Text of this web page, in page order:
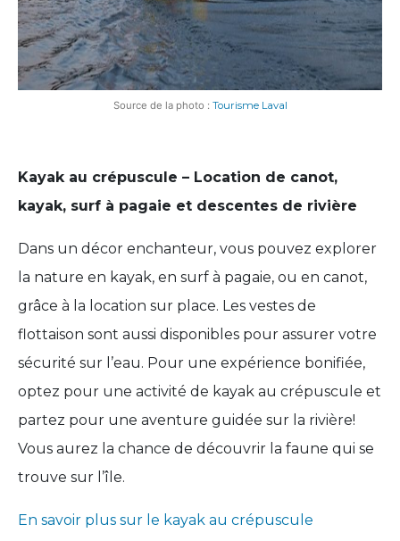
Source de la photo : Tourisme Laval
Kayak au crépuscule – Location de canot,
kayak, surf à pagaie et descentes de rivière
Dans un décor enchanteur, vous pouvez explorer
la nature en kayak, en surf à pagaie, ou en canot,
grâce à la location sur place. Les vestes de
flottaison sont aussi disponibles pour assurer votre
sécurité sur l’eau. Pour une expérience bonifiée,
optez pour une activité de kayak au crépuscule et
partez pour une aventure guidée sur la rivière!
Vous aurez la chance de découvrir la faune qui se
trouve sur l’île.
En savoir plus sur le kayak au crépuscule